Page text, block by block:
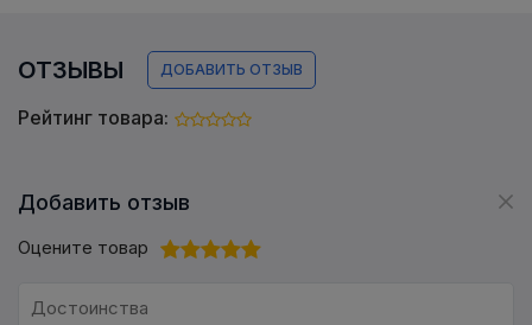
ОТЗЫВЫ ДОБАВИТЬ ОТЗЫВ
Рейтинг товара:
Добавить отзыв
Оцените товар